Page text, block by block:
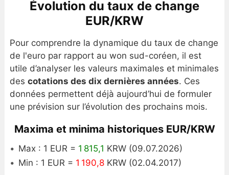
Évolution du taux de change
EUR/KRW
Pour comprendre la dynamique du taux de change
de l'euro par rapport au won sud-coréen, il est
utile d’analyser les valeurs maximales et minimales
des cotations des dix dernières années. Ces
données permettent déjà aujourd’hui de formuler
une prévision sur l’évolution des prochains mois.
Maxima et minima historiques EUR/KRW
Max : 1 EUR = 1 815,1 KRW (09.07.2026)
Min : 1 EUR = 1 190,8KRW (02.04.2017)